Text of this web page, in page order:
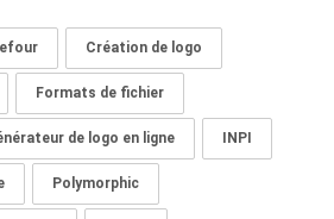
Création de logo
Formats de fichier
de logo en ligne INPI
Polymorphic